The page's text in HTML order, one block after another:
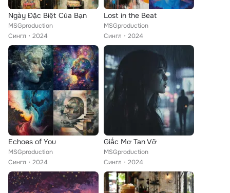
Ngày Đặc Biệt Của Bạn
MSGproduction
Сингл
2024
Lost in the Beat
MSGproduction
Сингл
2024
Echoes of You
MSGproduction
Сингл
2024
Giấc Mơ Tan Vỡ
MSGproduction
Сингл
2024